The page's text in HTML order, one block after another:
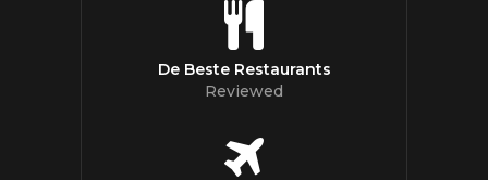
De Beste Restaurants
Reviewed